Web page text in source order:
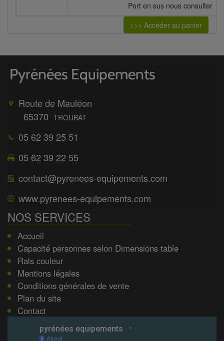
Port en sus nous consulter
>>> Accéder au panier
Route de Mauléon
65370 TROUBAT
05 62 39 25 51
05 62 39 22 55
contact@pyrenees-equipements.com
www.pyrenees-equipements.com
NOS SERVICES
Accueil
Capacité personnes selon Dimensions table
Rals couleur
Mentions légales
Conditions générales de vente
Plan du site
Contact